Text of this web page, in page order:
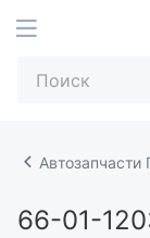
66-01-